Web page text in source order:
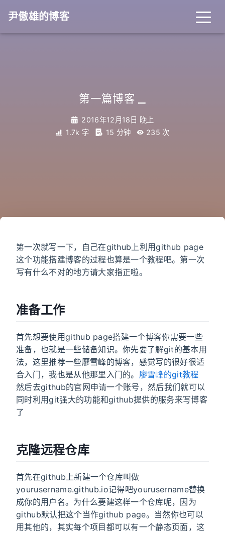
尹傲雄的博客
第一篇博客
2016年12月18日 晚上
1.7k 字
15 分钟 235 次
第一次就写一下，自己在github上利用github page
这个功能搭建博客的过程也算是一个教程吧。第一次
写有什么不对的地方请大家指正啦。
准备工作
首先想要使用github page搭建一个博客你需要一些
准备，也就是一些储备知识。你先要了解git的基本用
法，这里推荐一些廖雪峰的博客，感觉写的很好很适
合入门，我也是从他那里入门的。 廖雪峰的git教程
然后去github的官网申请一个账号，然后我们就可以
同时利用git强大的功能和github提供的服务来写博客
了
克隆远程仓库
首先在github上新建一个仓库叫做
yourusername.github.io记得吧yourusername替换
成你的用户名。为什么要建这样一个仓库呢，因为
github默认把这个当作github page。当然你也可以
用其他的，其实每个项目都可以有一个静态页面，这